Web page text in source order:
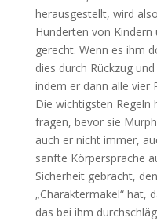
herausgestellt, wird
Hunderten von Kindern
gerecht. Wenn es ihm
dies durch Rückzug
indem er dann alle vier
Die wichtigsten Regeln
fragen, bevor sie
auch er nicht immer,
sanfte Körpersprache
Sicherheit gebracht,
„Charaktermakel“ hat,
das bei ihm